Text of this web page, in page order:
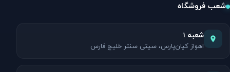
شعب فروشگاه
شعبه ۱
اهواز کیان‌پارس، سیتی سنتر خلیج فارس